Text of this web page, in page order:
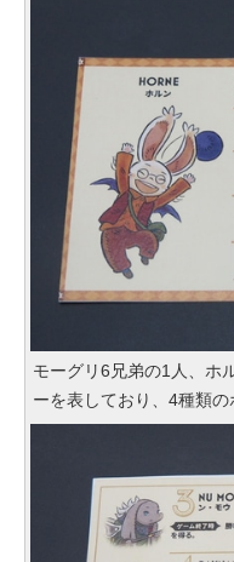
モーグリ6兄弟の1人、ホ
ーを表しており、4種類